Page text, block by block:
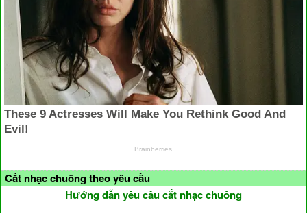
Cắt nhạc chuông theo yêu cầu
Hướng dẫn yêu cầu cắt nhạc chuông